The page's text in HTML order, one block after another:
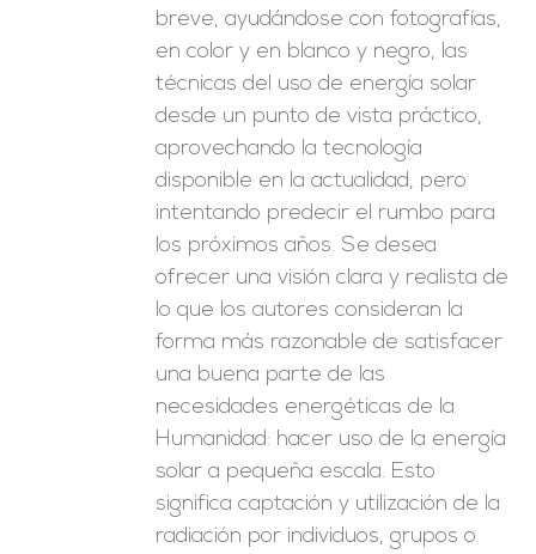
breve, ayudándose con fotografías,
en color y en blanco y negro, las
técnicas del uso de energía solar
desde un punto de vista práctico,
aprovechando la tecnología
disponible en la actualidad, pero
intentando predecir el rumbo para
los próximos años. Se desea
ofrecer una visión clara y realista de
lo que los autores consideran la
forma más razonable de satisfacer
una buena parte de las
necesidades energéticas de la
Humanidad: hacer uso de la energía
solar a pequeña escala. Esto
significa captación y utilización de la
radiación por individuos, grupos o